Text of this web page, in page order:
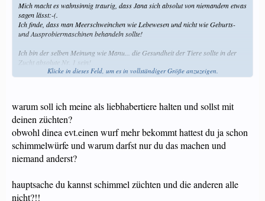
Mich macht es wahnsinnig traurig, dass Jana sich absolut von niemandem etwas
sagen lässt:-(.
Ich finde, dass man Meerschweinchen wie Lebewesen und nicht wie Geburts-
und Ausprobiermaschinen behandeln sollte!
Ich bin der selben Meinung wie Manu... die Gesundheit der Tiere sollte in der
Zucht absolute Nr. 1 sein!
wahrscheinlich auch keinen Nachwuchs haben.
Grüessli Daniela
Klicke in dieses Feld, um es in vollständiger Größe anzuzeigen.
warum soll ich meine als liebhabertiere halten und sollst mit
deinen züchten?
obwohl dinea evt.einen wurf mehr bekommt hattest du ja schon
schimmelwürfe und warum darfst nur du das machen und
niemand anderst?
hauptsache du kannst schimmel züchten und die anderen alle
nicht?!!